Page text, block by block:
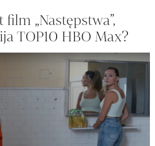
„Następstwa”,
TOP10 HBO Max?